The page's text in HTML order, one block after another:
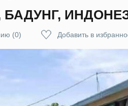
(0) Добавить в